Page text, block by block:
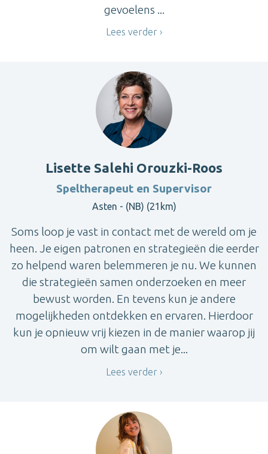
gevoelens ...
Lees verder
Lisette Salehi Orouzki-Roos
Speltherapeut en Supervisor
Asten - (NB) (21km)
Soms loop je vast in contact met de wereld om je
heen. Je eigen patronen en strategieën die eerder
zo helpend waren belemmeren je nu. We kunnen
die strategieën samen onderzoeken en meer
bewust worden. En tevens kun je andere
mogelijkheden ontdekken en ervaren. Hierdoor
kun je opnieuw vrij kiezen in de manier waarop jij
om wilt gaan met je...
Lees verder